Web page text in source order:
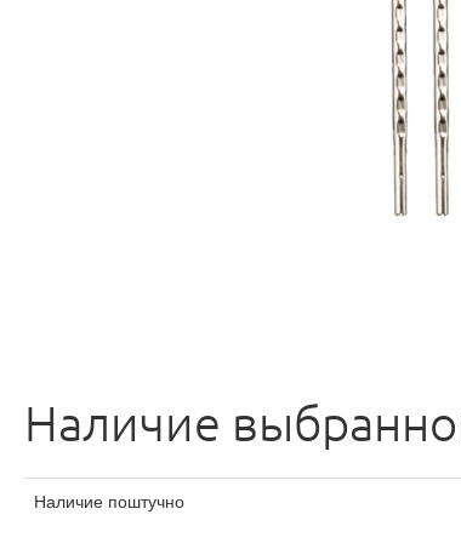
Наличие
Наличие поштучно